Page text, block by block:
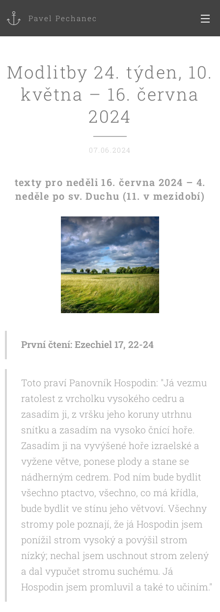
Pavel Pechanec
Modlitby 24. týden, 10.
května – 16. června
2024
07.06.2024
texty pro neděli 16. června 2024 – 4.
neděle po sv. Duchu (11. v mezidobí)
První čtení: Ezechiel 17, 22-24
Toto praví Panovník Hospodin: "Já vezmu
ratolest z vrcholku vysokého cedru a
zasadím ji, z vršku jeho koruny utrhnu
snítku a zasadím na vysoko čnící hoře.
Zasadím ji na vyvýšené hoře izraelské a
vyžene větve, ponese plody a stane se
nádherným cedrem. Pod ním bude bydlit
všechno ptactvo, všechno, co má křídla,
bude bydlit ve stínu jeho větvoví. Všechny
stromy pole poznají, že já Hospodin jsem
ponížil strom vysoký a povýšil strom
nízký; nechal jsem uschnout strom zelený
a dal vypučet stromu suchému. Já
Hospodin jsem promluvil a také to učiním."